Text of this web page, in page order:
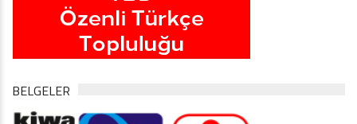
BELGELER